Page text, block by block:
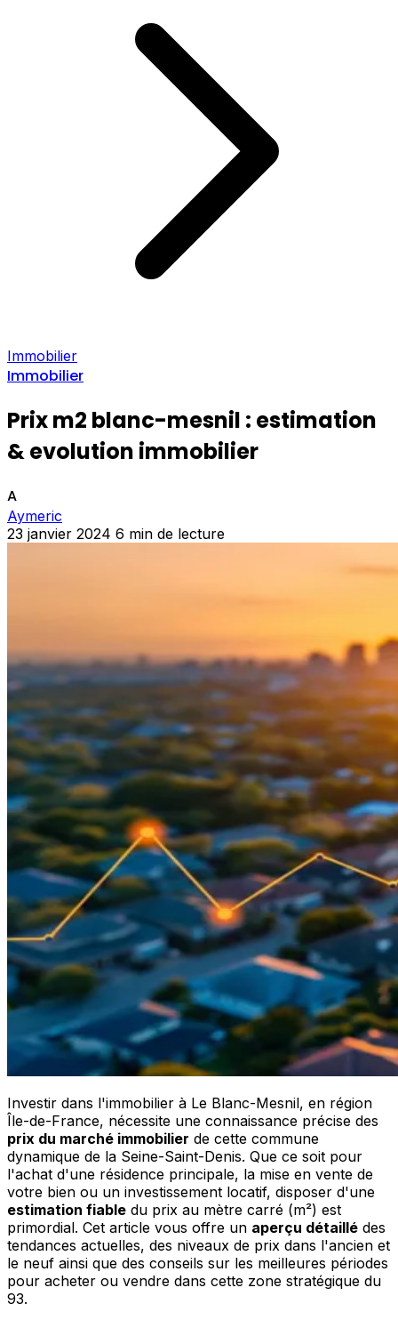
Immobilier
Immobilier
Prix m2 blanc-mesnil : estimation
& evolution immobilier
A
Aymeric
23 janvier 2024 6 min de lecture
Investir dans l'immobilier à Le Blanc-Mesnil, en région
Île-de-France, nécessite une connaissance précise des
prix du marché immobilier de cette commune
dynamique de la Seine-Saint-Denis. Que ce soit pour
l'achat d'une résidence principale, la mise en vente de
votre bien ou un investissement locatif, disposer d'une
estimation fiable du prix au mètre carré (m²) est
primordial. Cet article vous offre un aperçu détaillé des
tendances actuelles, des niveaux de prix dans l'ancien et
le neuf ainsi que des conseils sur les meilleures périodes
pour acheter ou vendre dans cette zone stratégique du
93.